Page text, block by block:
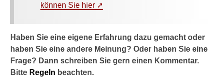
können Sie hier ➚
Haben Sie eine eigene Erfahrung dazu gemacht oder
haben Sie eine andere Meinung? Oder haben Sie eine
Frage? Dann schreiben Sie gern einen Kommentar.
Bitte Regeln beachten.